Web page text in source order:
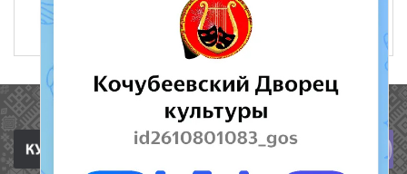
Полезные ссылки